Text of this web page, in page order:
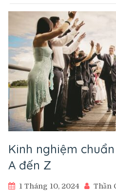
Kinh nghiệm
A đến Z
1 Tháng 10, 2024 Thần